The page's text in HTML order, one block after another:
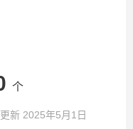
个
新 2025年5月1日